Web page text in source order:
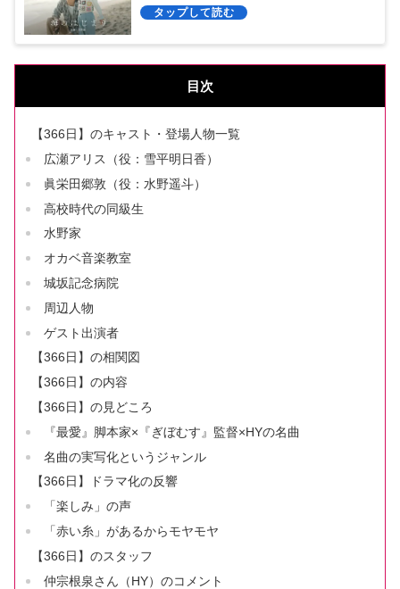
目次
【366日】のキャスト・登場人物一覧
広瀬アリス（役：雪平明日香）
眞栄田郷敦（役：水野遥斗）
高校時代の同級生
水野家
オカベ音楽教室
城坂記念病院
周辺人物
ゲスト出演者
【366日】の相関図
【366日】の内容
【366日】の見どころ
『最愛』脚本家×『ぎぼむす』監督×HYの名曲
名曲の実写化というジャンル
【366日】ドラマ化の反響
「楽しみ」の声
「赤い糸」があるからモヤモヤ
【366日】のスタッフ
仲宗根泉さん（HY）のコメント